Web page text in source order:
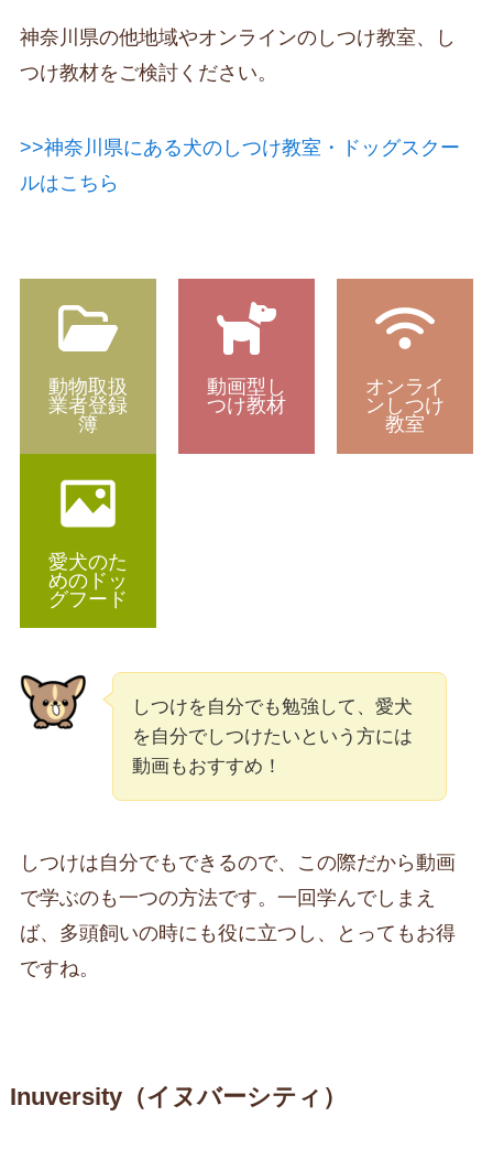
神奈川県の他地域やオンラインのしつけ教室、し
つけ教材をご検討ください。
>>神奈川県にある犬のしつけ教室・ドッグスクー
ルはこちら
動物取扱
業者登録
簿
動画型し
つけ教材
オンライ
ンしつけ
教室
愛犬のた
めのドッ
グフード
しつけを自分でも勉強して、愛犬
を自分でしつけたいという方には
動画もおすすめ！
しつけは自分でもできるので、この際だから動画
で学ぶのも一つの方法です。一回学んでしまえ
ば、多頭飼いの時にも役に立つし、とってもお得
ですね。
Inuversity（イヌバーシティ）